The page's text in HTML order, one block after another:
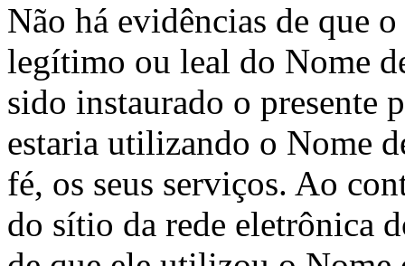
Não há evidências de que
legítimo ou leal do Nome
sido instaurado o presente
estaria utilizando o Nome
fé, os seus serviços. Ao
do sítio da rede eletrônica